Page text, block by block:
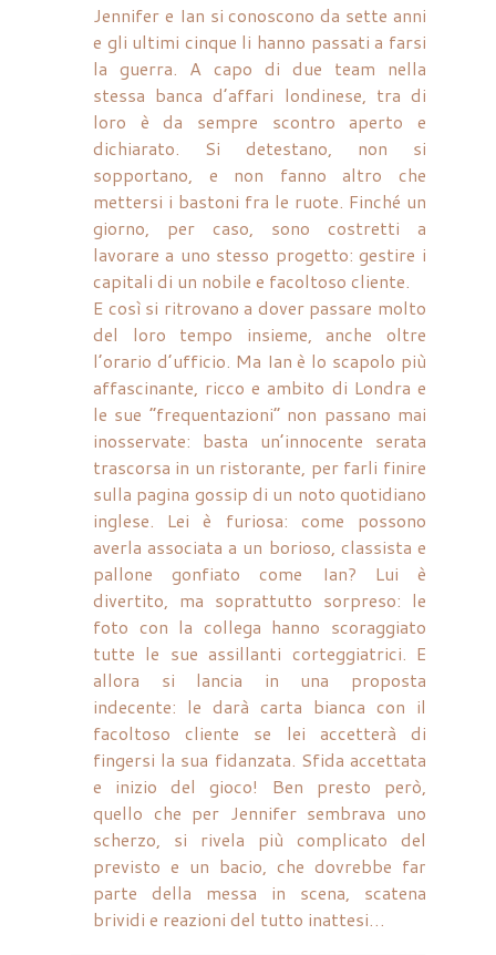
Jennifer e Ian si conoscono da sette anni
e gli ultimi cinque li hanno passati a farsi
la guerra. A capo di due team nella
stessa banca d’affari londinese, tra di
loro è da sempre scontro aperto e
dichiarato. Si detestano, non si
sopportano, e non fanno altro che
mettersi i bastoni fra le ruote. Finché un
giorno, per caso, sono costretti a
lavorare a uno stesso progetto: gestire i
capitali di un nobile e facoltoso cliente.
E così si ritrovano a dover passare molto
del loro tempo insieme, anche oltre
l’orario d’ufficio. Ma Ian è lo scapolo più
affascinante, ricco e ambito di Londra e
le sue “frequentazioni” non passano mai
inosservate: basta un’innocente serata
trascorsa in un ristorante, per farli finire
sulla pagina gossip di un noto quotidiano
inglese. Lei è furiosa: come possono
averla associata a un borioso, classista e
pallone gonfiato come Ian? Lui è
divertito, ma soprattutto sorpreso: le
foto con la collega hanno scoraggiato
tutte le sue assillanti corteggiatrici. E
allora si lancia in una proposta
indecente: le darà carta bianca con il
facoltoso cliente se lei accetterà di
fingersi la sua fidanzata. Sfida accettata
e inizio del gioco! Ben presto però,
quello che per Jennifer sembrava uno
scherzo, si rivela più complicato del
previsto e un bacio, che dovrebbe far
parte della messa in scena, scatena
brividi e reazioni del tutto inattesi…